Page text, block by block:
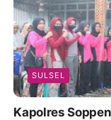
SULSEL
Kapolres